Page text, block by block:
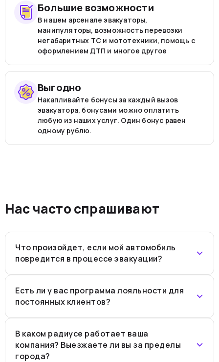
Большие возможности
В нашем арсенале эвакуаторы,
манипуляторы, возможность перевозки
негабаритных ТС и мототехники, помощь с
оформлением ДТП и многое другое
Выгодно
Накапливайте бонусы за каждый вызов
эвакуатора, бонусами можно оплатить
любую из наших услуг. Один бонус равен
одному рублю.
Нас часто спрашивают
Что произойдет, если мой автомобиль
повредится в процессе эвакуации?
Есть ли у вас программа лояльности для
постоянных клиентов?
В каком радиусе работает ваша
компания? Выезжаете ли вы за пределы
города?